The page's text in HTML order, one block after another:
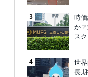
時
か
ス
世
長